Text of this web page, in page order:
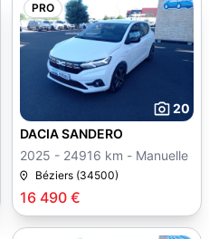
PRO
20
16 490 €
DACIA SANDERO
2025 - 24916 km - Manuelle
Béziers (34500)